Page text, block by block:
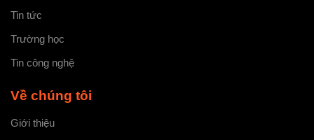
Tin tức
Trường học
Tin công nghệ
Về chúng tôi
Giới thiệu